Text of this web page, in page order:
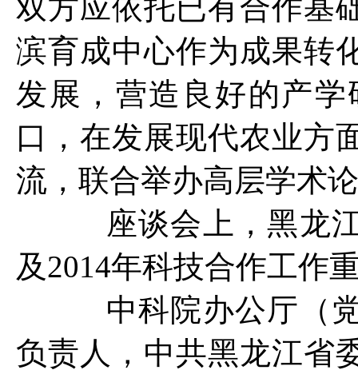
双方应依托已有合作基
滨育成中心作为成果转
发展，营造良好的产
口，在发展现代农业方
流，联合举办高层学术
座谈会上，黑龙江
及2014年科技合作工作
中科院办公厅（党
负责人，中共黑龙江省